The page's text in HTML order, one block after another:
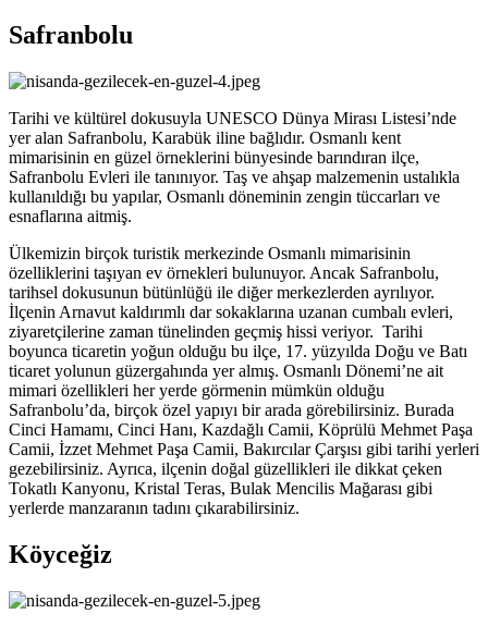
Safranbolu
Tarihi ve kültürel dokusuyla UNESCO Dünya Mirası Listesi’nde
yer alan Safranbolu, Karabük iline bağlıdır. Osmanlı kent
mimarisinin en güzel örneklerini bünyesinde barındıran ilçe,
Safranbolu Evleri ile tanınıyor. Taş ve ahşap malzemenin ustalıkla
kullanıldığı bu yapılar, Osmanlı döneminin zengin tüccarları ve
esnaflarına aitmiş.
Ülkemizin birçok turistik merkezinde Osmanlı mimarisinin
özelliklerini taşıyan ev örnekleri bulunuyor. Ancak Safranbolu,
tarihsel dokusunun bütünlüğü ile diğer merkezlerden ayrılıyor.
İlçenin Arnavut kaldırımlı dar sokaklarına uzanan cumbalı evleri,
ziyaretçilerine zaman tünelinden geçmiş hissi veriyor. Tarihi
boyunca ticaretin yoğun olduğu bu ilçe, 17. yüzyılda Doğu ve Batı
ticaret yolunun güzergahında yer almış. Osmanlı Dönemi’ne ait
mimari özellikleri her yerde görmenin mümkün olduğu
Safranbolu’da, birçok özel yapıyı bir arada görebilirsiniz. Burada
Cinci Hamamı, Cinci Hanı, Kazdağlı Camii, Köprülü Mehmet Paşa
Camii, İzzet Mehmet Paşa Camii, Bakırcılar Çarşısı gibi tarihi yerleri
gezebilirsiniz. Ayrıca, ilçenin doğal güzellikleri ile dikkat çeken
Tokatlı Kanyonu, Kristal Teras, Bulak Mencilis Mağarası gibi
yerlerde manzaranın tadını çıkarabilirsiniz.
Köyceğiz